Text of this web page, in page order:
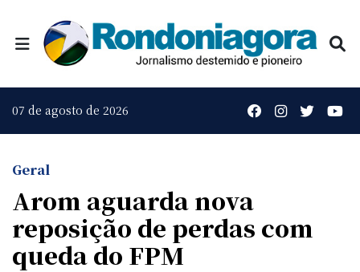
07 de agosto de 2026
Geral
Arom aguarda nova
reposição de perdas com
queda do FPM